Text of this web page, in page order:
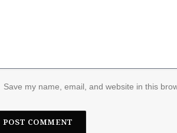
Save my name, email, and website in this